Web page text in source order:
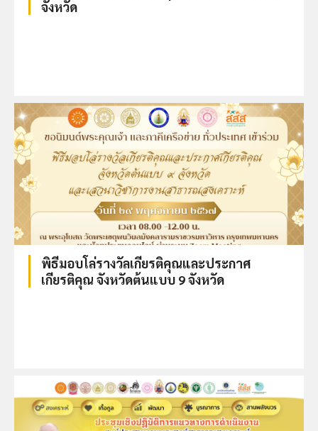
จังหวัด
พิธีมอบโล่รางวัลเกียรติคุณและประกาศ
เกียรติคุณ จังหวัดต้นแบบ 9 จังหวัด